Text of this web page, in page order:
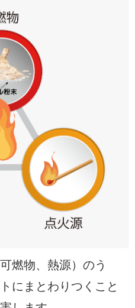
燃物、熱源）のう
にまとわりつくこと